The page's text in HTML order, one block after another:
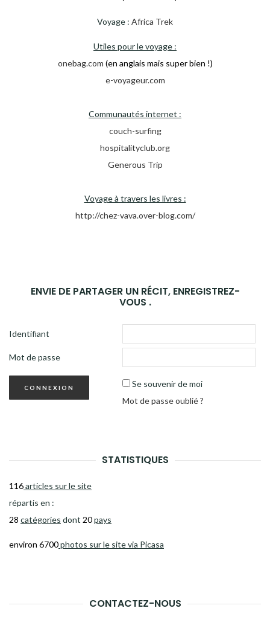
Voyage : Africa Trek
Utiles pour le voyage :
onebag.com (en anglais mais super bien !)
e-voyageur.com
Communautés internet :
couch-surfing
hospitalityclub.org
Generous Trip
Voyage à travers les livres :
http://chez-vava.over-blog.com/
ENVIE DE PARTAGER UN RÉCIT, ENREGISTREZ-
VOUS .
Identifiant
Mot de passe
Se souvenir de moi
Mot de passe oublié ?
STATISTIQUES
116articles sur le site
répartis en :
28 catégories dont 20pays
environ 6700photos sur le site via Picasa
CONTACTEZ-NOUS